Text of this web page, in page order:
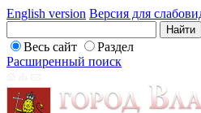
English version Версия для
Весь сайт
Раздел
Расширенный поиск